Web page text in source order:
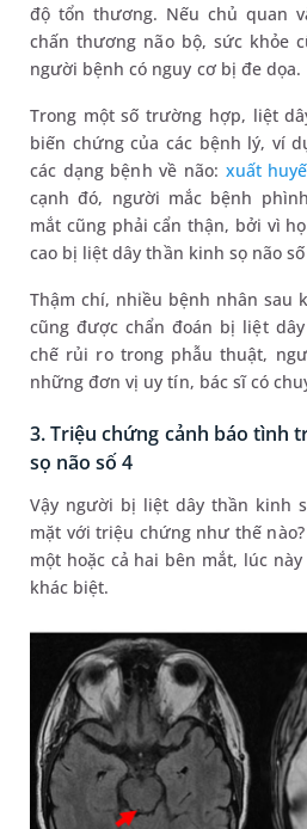
độ tổn thương. Nếu chủ quan
chấn thương não bộ, sức khỏe
người bệnh có nguy cơ bị đe dọa.
Trong một số trường hợp, liệt
biến chứng của các bệnh lý, ví
các dạng bệnh về não: xuất
cạnh đó, người mắc bệnh
mắt cũng phải cẩn thận, bởi vì
cao bị liệt dây thần kinh sọ não số
Thậm chí, nhiều bệnh nhân sau
cũng được chẩn đoán bị liệt
chế rủi ro trong phẫu thuật,
những đơn vị uy tín, bác sĩ có
3. Triệu chứng cảnh báo tình
sọ não số 4
Vậy người bị liệt dây thần kinh
mặt với triệu chứng như thế
một hoặc cả hai bên mắt, lúc
khác biệt.